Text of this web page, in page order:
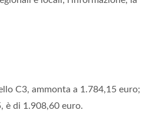
C3, ammonta a 1.784,15 euro;
è di 1.908,60 euro.